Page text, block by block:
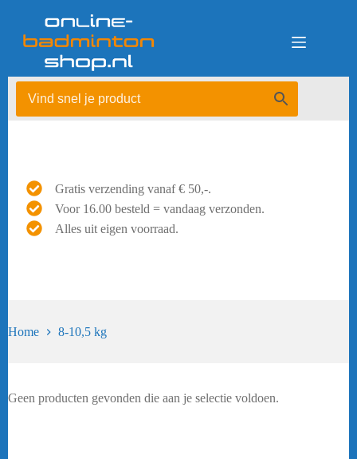
Gratis verzending vanaf € 50,-.
Voor 16.00 besteld = vandaag verzonden.
Alles uit eigen voorraad.
Home 8-10,5 kg
Geen producten gevonden die aan je selectie voldoen.